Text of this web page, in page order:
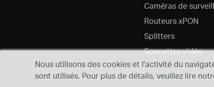
Caméras de
Routeurs xPON
Splitters
Sonnettes vidéo
Nous utilisons des cookies et l'activité du
sont utilisés. Pour plus de détails, veuillez lire